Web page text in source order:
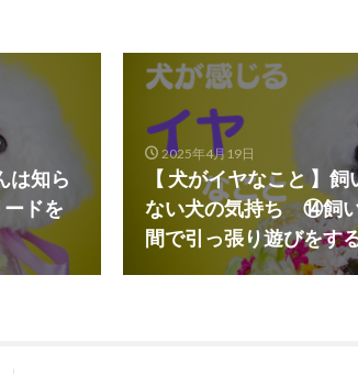
は知ら
ドを
2025年4月19日
【 犬がイヤなこと 】
ない犬の気持ち ⑭飼
間で引っ張り遊びをす